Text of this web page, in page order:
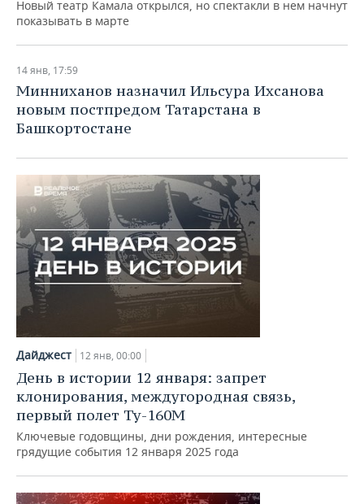
Новый театр Камала открылся, но спектакли в нем начнут
показывать в марте
14 янв, 17:59
Минниханов назначил Ильсура Ихсанова
новым постпредом Татарстана в
Башкортостане
Дайджест 12 янв, 00:00
День в истории 12 января: запрет
клонирования, междугородная связь,
первый полет Ту-160М
Ключевые годовщины, дни рождения, интересные
грядущие события 12 января 2025 года